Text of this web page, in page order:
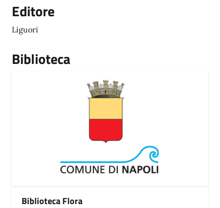
Editore
Liguori
Biblioteca
Biblioteca Flora